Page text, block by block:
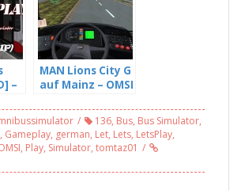
–
MAN Lions City G
auf Mainz – OMSI
136, Bus, Bus Simulator,
, Gameplay, german, Let, Lets, LetsPlay,
, Play, Simulator, tomtaz01